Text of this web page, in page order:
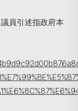
員引述指政府本